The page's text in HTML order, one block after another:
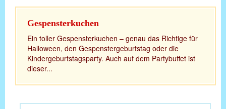
Gespensterkuchen
Ein toller Gespensterkuchen – genau das Richtige für
Halloween, den Gespenstergeburtstag oder die
Kindergeburtstagsparty. Auch auf dem Partybuffet ist
dieser...